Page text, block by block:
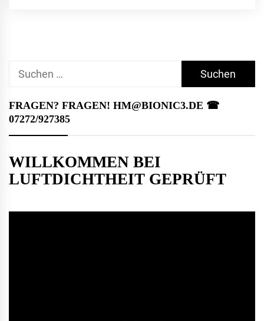
Suchen
FRAGEN? FRAGEN! HM@BIONIC3.DE ☎︎
07272/927385
WILLKOMMEN BEI
LUFTDICHTHEIT GEPRÜFT